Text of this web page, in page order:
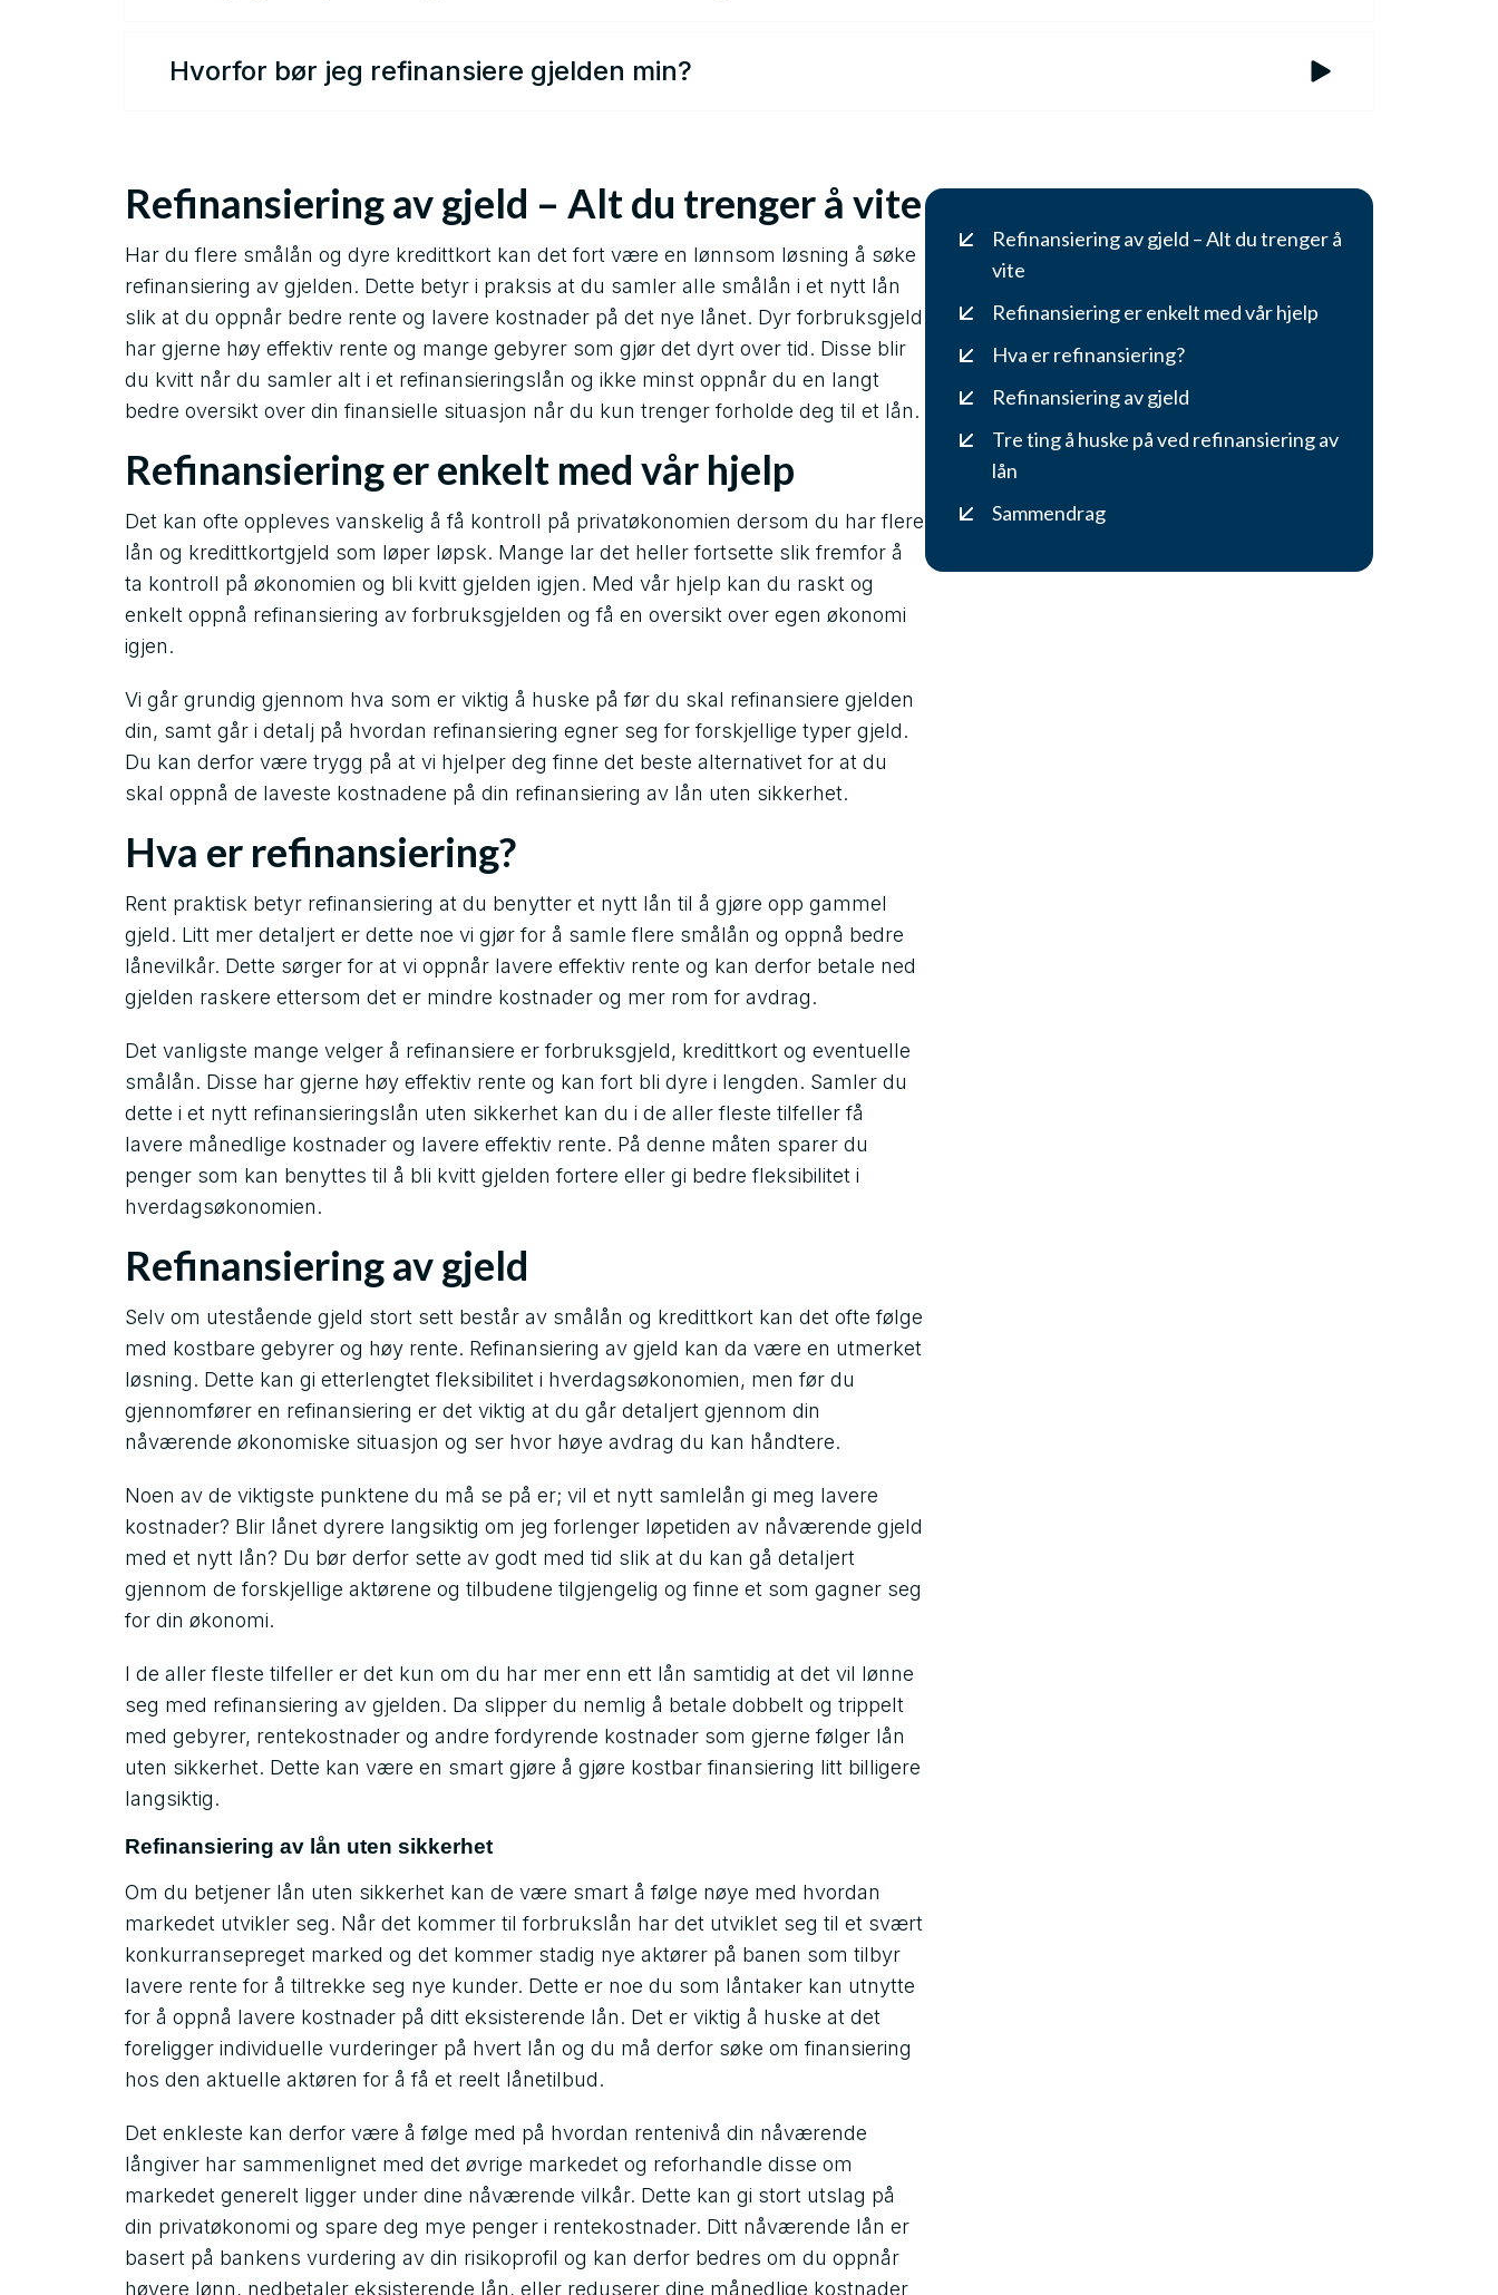
benytte ubrukte verdier fra boligen som refinansiering av forbruksgjeld. Det finnes også en rekke spesialist banker som
tilbyr refinansiering av hele din utestående gjeld inkludert ditt nåværende boliglån.
Hvorfor bør jeg refinansiere gjelden min?
Refinansiering av gjeld – Alt du trenger å vite
Har du flere smålån og dyre kredittkort kan det fort være en lønnsom løsning å søke
refinansiering av gjelden. Dette betyr i praksis at du samler alle smålån i et nytt lån
slik at du oppnår bedre rente og lavere kostnader på det nye lånet. Dyr forbruksgjeld
har gjerne høy effektiv rente og mange gebyrer som gjør det dyrt over tid. Disse blir
du kvitt når du samler alt i et refinansieringslån og ikke minst oppnår du en langt
bedre oversikt over din finansielle situasjon når du kun trenger forholde deg til et lån.
Refinansiering er enkelt med vår hjelp
Det kan ofte oppleves vanskelig å få kontroll på privatøkonomien dersom du har flere
lån og kredittkortgjeld som løper løpsk. Mange lar det heller fortsette slik fremfor å
ta kontroll på økonomien og bli kvitt gjelden igjen. Med vår hjelp kan du raskt og
enkelt oppnå refinansiering av forbruksgjelden og få en oversikt over egen økonomi
igjen.
Vi går grundig gjennom hva som er viktig å huske på før du skal refinansiere gjelden
din, samt går i detalj på hvordan refinansiering egner seg for forskjellige typer gjeld.
Du kan derfor være trygg på at vi hjelper deg finne det beste alternativet for at du
skal oppnå de laveste kostnadene på din refinansiering av lån uten sikkerhet.
Hva er refinansiering?
Rent praktisk betyr refinansiering at du benytter et nytt lån til å gjøre opp gammel
gjeld. Litt mer detaljert er dette noe vi gjør for å samle flere smålån og oppnå bedre
lånevilkår. Dette sørger for at vi oppnår lavere effektiv rente og kan derfor betale ned
gjelden raskere ettersom det er mindre kostnader og mer rom for avdrag.
Det vanligste mange velger å refinansiere er forbruksgjeld, kredittkort og eventuelle
smålån. Disse har gjerne høy effektiv rente og kan fort bli dyre i lengden. Samler du
dette i et nytt refinansieringslån uten sikkerhet kan du i de aller fleste tilfeller få
lavere månedlige kostnader og lavere effektiv rente. På denne måten sparer du
penger som kan benyttes til å bli kvitt gjelden fortere eller gi bedre fleksibilitet i
hverdagsøkonomien.
Refinansiering av gjeld
Selv om utestående gjeld stort sett består av smålån og kredittkort kan det ofte følge
med kostbare gebyrer og høy rente. Refinansiering av gjeld kan da være en utmerket
løsning. Dette kan gi etterlengtet fleksibilitet i hverdagsøkonomien, men før du
gjennomfører en refinansiering er det viktig at du går detaljert gjennom din
nåværende økonomiske situasjon og ser hvor høye avdrag du kan håndtere.
Noen av de viktigste punktene du må se på er; vil et nytt samlelån gi meg lavere
kostnader? Blir lånet dyrere langsiktig om jeg forlenger løpetiden av nåværende gjeld
med et nytt lån? Du bør derfor sette av godt med tid slik at du kan gå detaljert
gjennom de forskjellige aktørene og tilbudene tilgjengelig og finne et som gagner seg
for din økonomi.
I de aller fleste tilfeller er det kun om du har mer enn ett lån samtidig at det vil lønne
seg med refinansiering av gjelden. Da slipper du nemlig å betale dobbelt og trippelt
med gebyrer, rentekostnader og andre fordyrende kostnader som gjerne følger lån
uten sikkerhet. Dette kan være en smart gjøre å gjøre kostbar finansiering litt billigere
langsiktig.
Refinansiering av lån uten sikkerhet
Om du betjener lån uten sikkerhet kan de være smart å følge nøye med hvordan
markedet utvikler seg. Når det kommer til forbrukslån har det utviklet seg til et svært
konkurransepreget marked og det kommer stadig nye aktører på banen som tilbyr
lavere rente for å tiltrekke seg nye kunder. Dette er noe du som låntaker kan utnytte
for å oppnå lavere kostnader på ditt eksisterende lån. Det er viktig å huske at det
foreligger individuelle vurderinger på hvert lån og du må derfor søke om finansiering
hos den aktuelle aktøren for å få et reelt lånetilbud.
Det enkleste kan derfor være å følge med på hvordan rentenivå din nåværende
långiver har sammenlignet med det øvrige markedet og reforhandle disse om
markedet generelt ligger under dine nåværende vilkår. Dette kan gi stort utslag på
din privatøkonomi og spare deg mye penger i rentekostnader. Ditt nåværende lån er
basert på bankens vurdering av din risikoprofil og kan derfor bedres om du oppnår
høyere lønn, nedbetaler eksisterende lån, eller reduserer dine månedlige kostnader
Refinansiering av gjeld – Alt du trenger å
vite
Refinansiering er enkelt med vår hjelp
Hva er refinansiering?
Refinansiering av gjeld
Tre ting å huske på ved refinansiering av
lån
Sammendrag